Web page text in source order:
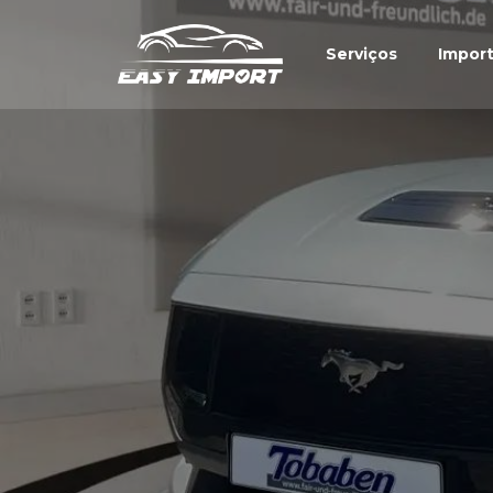
Serviços